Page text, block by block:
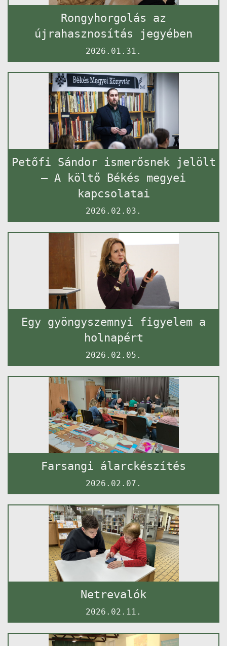
Rongyhorgolás az
újrahasznosítás jegyében
2026.01.31.
Petőfi Sándor ismerősnek jelölt
– A költő Békés megyei
kapcsolatai
2026.02.03.
Egy gyöngyszemnyi figyelem a
holnapért
2026.02.05.
Farsangi álarckészítés
2026.02.07.
Netrevalók
2026.02.11.